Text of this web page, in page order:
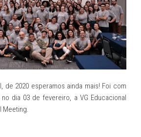
de 2020 esperamos ainda mais! Foi com
dia 03 de fevereiro, a VG Educacional
Meeting.